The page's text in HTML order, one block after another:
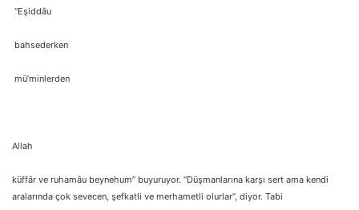
“Eşiddâu
bahsederken
mü’minlerden
Allah
küffâr ve ruhamâu beynehum” buyuruyor. “Düşmanlarına karşı sert ama kendi
aralarında çok sevecen, şefkatli ve merhametli olurlar”, diyor. Tabi